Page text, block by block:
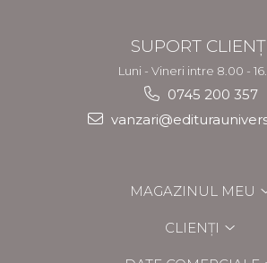
SUPORT
Luni - Vineri intre 8.00 -
0745 200 357
MAGAZINUL MEU
CLIENȚI